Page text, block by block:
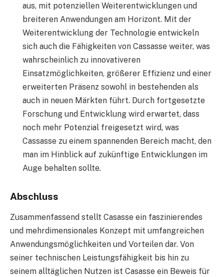
aus, mit potenziellen Weiterentwicklungen und
breiteren Anwendungen am Horizont. Mit der
Weiterentwicklung der Technologie entwickeln
sich auch die Fähigkeiten von Cassasse weiter, was
wahrscheinlich zu innovativeren
Einsatzmöglichkeiten, größerer Effizienz und einer
erweiterten Präsenz sowohl in bestehenden als
auch in neuen Märkten führt. Durch fortgesetzte
Forschung und Entwicklung wird erwartet, dass
noch mehr Potenzial freigesetzt wird, was
Cassasse zu einem spannenden Bereich macht, den
man im Hinblick auf zukünftige Entwicklungen im
Auge behalten sollte.
Abschluss
Zusammenfassend stellt Casasse ein faszinierendes
und mehrdimensionales Konzept mit umfangreichen
Anwendungsmöglichkeiten und Vorteilen dar. Von
seiner technischen Leistungsfähigkeit bis hin zu
seinem alltäglichen Nutzen ist Casasse ein Beweis für